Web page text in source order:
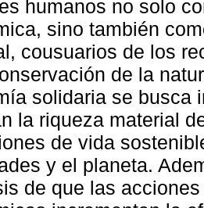
humanos no solo
sino también
cousuarios de los
de la
solidaria se busca
la riqueza material
de vida
y el planeta.
de que las